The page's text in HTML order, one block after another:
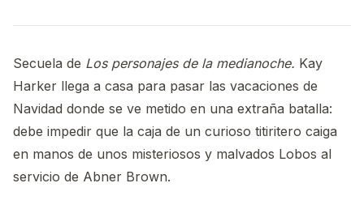
Secuela de Los personajes de la medianoche. Kay
Harker llega a casa para pasar las vacaciones de
Navidad donde se ve metido en una extraña batalla:
debe impedir que la caja de un curioso titiritero caiga
en manos de unos misteriosos y malvados Lobos al
servicio de Abner Brown.